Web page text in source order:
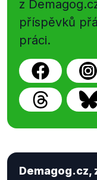
z
příspěvků
práci.
Demagog.cz,